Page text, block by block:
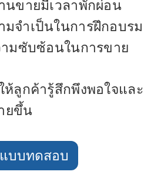
นขายมีเวลาพักผ่อน
จำเป็นในการฝึกอบรม
ามซับซ้อนในการขาย
ลูกค้ารู้สึกพึงพอใจและ
ยขึ้น
บบทดสอบ